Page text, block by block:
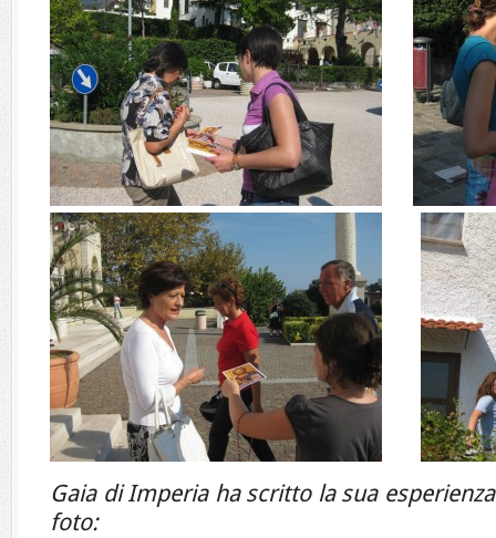
Gaia di Imperia ha scritto la sua
foto: